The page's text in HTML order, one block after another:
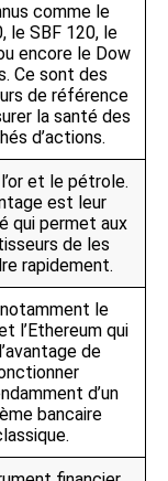
comme le
le SBF 120, le
encore le Dow
Ce sont des
de référence
la santé des
d’actions.
et le pétrole.
est leur
qui permet aux
de les
rapidement.
le
l’Ethereum qui
de
d’un
bancaire